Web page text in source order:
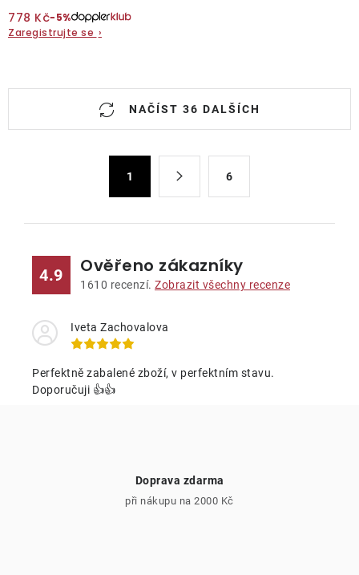
778 Kč−5%
Zaregistrujte se ›
O
NAČÍST 36 DALŠÍCH
1 6
4.9 Ověřeno zákazníky
1610 recenzí. Zobrazit všechny recenze
Iveta Zachovalova
Perfektně zabalené zboží, v perfektním stavu.
Doporučuji 👍👍
Doprava zdarma
při nákupu na 2000 Kč